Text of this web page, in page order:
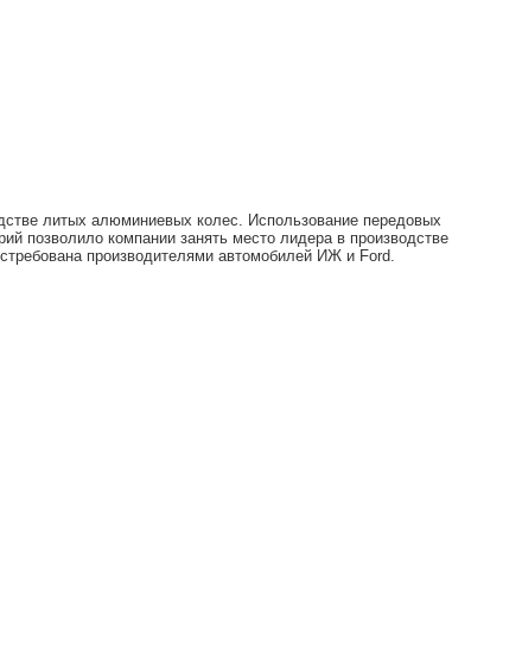
литых алюминиевых колес. Использование передовых
позволило компании занять место лидера в производстве
производителями автомобилей ИЖ и Ford.